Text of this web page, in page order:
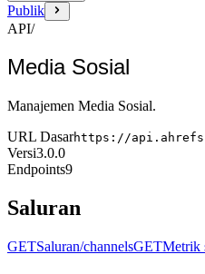
Publik
API/
Media Sosial
Manajemen Media Sosial.
URL Dasarhttps://
Versi3.0.0
Endpoints9
Saluran
GETSaluran/channelsGETMetrik